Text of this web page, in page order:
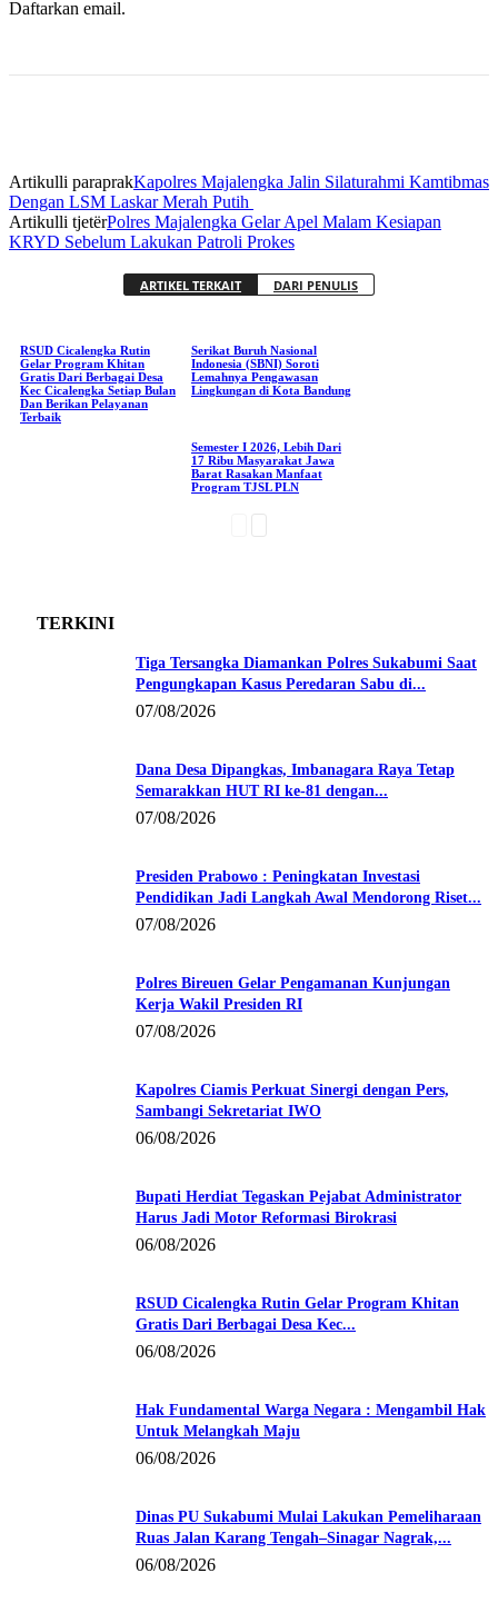
Daftarkan email.
Artikulli paraprakKapolres Majalengka Jalin Silaturahmi Kamtibmas
Dengan LSM Laskar Merah Putih
Artikulli tjetërPolres Majalengka Gelar Apel Malam Kesiapan
KRYD Sebelum Lakukan Patroli Prokes
ARTIKEL TERKAIT DARI PENULIS
RSUD Cicalengka Rutin
Gelar Program Khitan
Gratis Dari Berbagai Desa
Kec Cicalengka Setiap Bulan
Dan Berikan Pelayanan
Terbaik
Serikat Buruh Nasional
Indonesia (SBNI) Soroti
Lemahnya Pengawasan
Lingkungan di Kota Bandung
Semester I 2026, Lebih Dari
17 Ribu Masyarakat Jawa
Barat Rasakan Manfaat
Program TJSL PLN
TERKINI
Tiga Tersangka Diamankan Polres Sukabumi Saat
Pengungkapan Kasus Peredaran Sabu di...
07/08/2026
Dana Desa Dipangkas, Imbanagara Raya Tetap
Semarakkan HUT RI ke-81 dengan...
07/08/2026
Presiden Prabowo : Peningkatan Investasi
Pendidikan Jadi Langkah Awal Mendorong Riset...
07/08/2026
Polres Bireuen Gelar Pengamanan Kunjungan
Kerja Wakil Presiden RI
07/08/2026
Kapolres Ciamis Perkuat Sinergi dengan Pers,
Sambangi Sekretariat IWO
06/08/2026
Bupati Herdiat Tegaskan Pejabat Administrator
Harus Jadi Motor Reformasi Birokrasi
06/08/2026
RSUD Cicalengka Rutin Gelar Program Khitan
Gratis Dari Berbagai Desa Kec...
06/08/2026
Hak Fundamental Warga Negara : Mengambil Hak
Untuk Melangkah Maju
06/08/2026
Dinas PU Sukabumi Mulai Lakukan Pemeliharaan
Ruas Jalan Karang Tengah–Sinagar Nagrak,...
06/08/2026